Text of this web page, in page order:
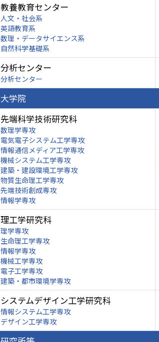
教養教育センター
人文・社会系
英語教育系
数理・データサイエンス系
自然科学基礎系
分析センター
分析センター
大学院
先端科学技術研究科
数理学専攻
電気電子システム工学専攻
情報通信メディア工学専攻
機械システム工学専攻
建築・建設環境工学専攻
物質生命理工学専攻
先端技術創成専攻
情報学専攻
理工学研究科
理学専攻
生命理工学専攻
情報学専攻
機械工学専攻
電子工学専攻
建築・都市環境学専攻
システムデザイン工学研究科
情報システム工学専攻
デザイン工学専攻